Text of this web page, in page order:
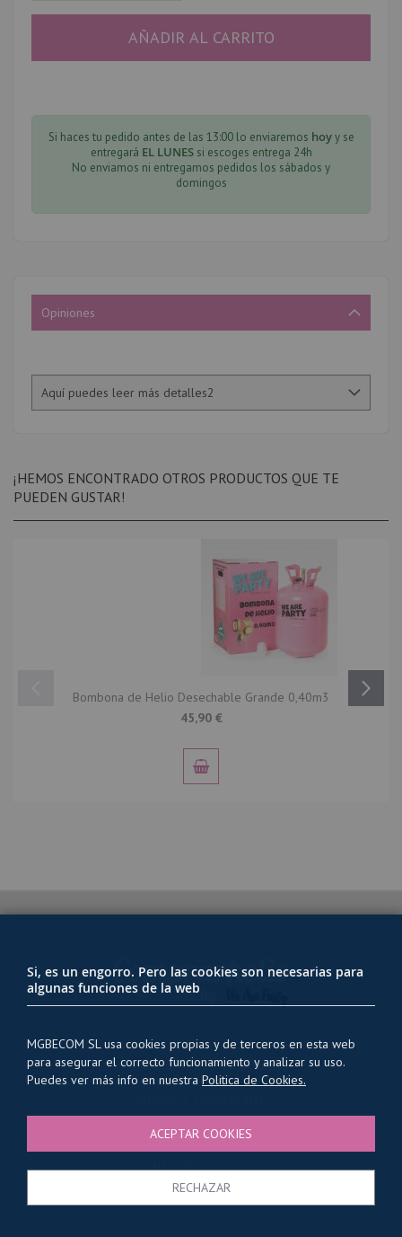
AÑADIR AL CARRITO
Si haces tu pedido antes de las 13:00 lo enviaremos hoyy se
entregará EL LUNESsi escoges entrega 24h
No enviamos ni entregamos pedidos los sábados y
domingos
Opiniones
Aquí puedes leer más detalles2
¡HEMOS ENCONTRADO OTROS PRODUCTOS QUE TE
PUEDEN GUSTAR!
Bombona de Helio Desechable Grande 0,40m3
45,90 €
PRIVACIDAD Y USO DE COOKIES
CONDICIONES GENERALES QUIENES SOMOS
CONTACTO BLOG
Si, es un engorro. Pero las cookies son necesarias para
algunas funciones de la web
MGBECOM SL usa cookies propias y de terceros en esta web
para asegurar el correcto funcionamiento y analizar su uso.
Puedes ver más info en nuestra Politica de Cookies.
ACEPTAR COOKIES
RECHAZAR